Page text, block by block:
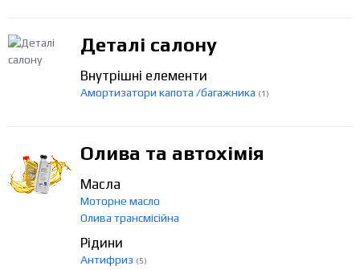
Деталі салону
Внутрішні елементи
Амортизатори капота /багажника (1)
Олива та автохімія
Масла
Моторне масло
Олива трансмісійна
Рідини
Антифриз (5)